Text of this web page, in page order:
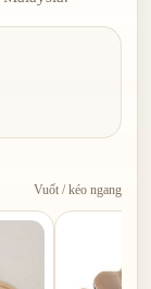
Vuốt / kéo ngang